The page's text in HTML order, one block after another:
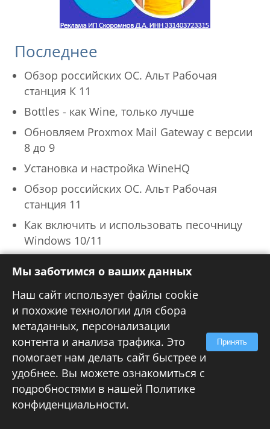
Последнее
Обзор российских ОС. Альт Рабочая
станция К 11
Bottles - как Wine, только лучше
Обновляем Proxmox Mail Gateway с версии
8 до 9
Установка и настройка WineHQ
Обзор российских ОС. Альт Рабочая
станция 11
Как включить и использовать песочницу
Windows 10/11
1С:Предприятие и ККТ АТОЛ
Обновляем Proxmox Backup Server с
версии 3 до 4
Поддержать проект!
Даже скромный взнос поможет чаще
выпускать новые статьи!
Мы заботимся о ваших данных
Наш сайт использует файлы cookie
и похожие технологии для сбора
метаданных, персонализации
контента и анализа трафика. Это
помогает нам делать сайт быстрее и
удобнее. Вы можете ознакомиться с
подробностями в нашей Политике
конфиденциальности.
Принять